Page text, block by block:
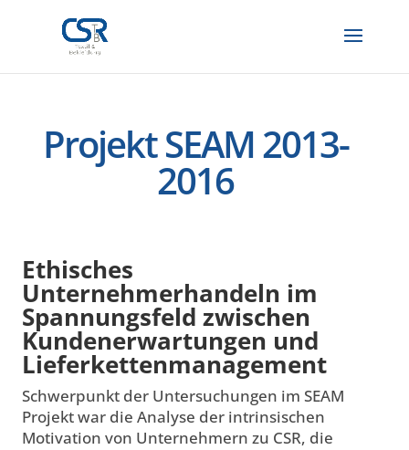
Projekt SEAM 2013-
2016
Ethisches
Unternehmerhandeln im
Spannungsfeld zwischen
Kundenerwartungen und
Lieferkettenmanagement
Schwerpunkt der Untersuchungen im SEAM
Projekt war die Analyse der intrinsischen
Motivation von Unternehmern zu CSR, die